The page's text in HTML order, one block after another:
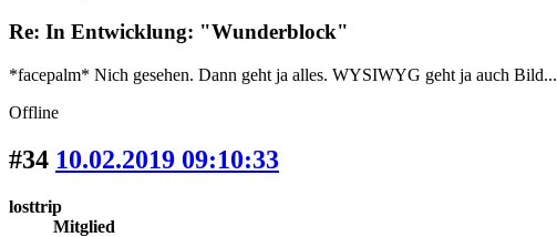
Re: In Entwicklung: "Wunderblock"
*facepalm* Nich gesehen. Dann geht ja alles. WYSIWYG geht ja auch Bild...
Offline
#34 10.02.2019 09:10:33
losttrip
Mitglied